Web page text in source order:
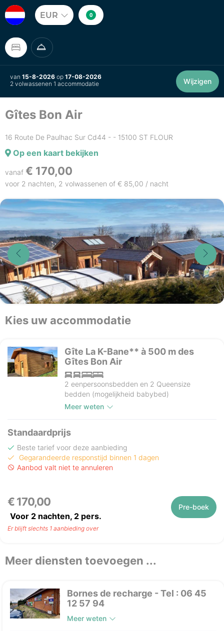
EUR 0
van 15-8-2026 op 17-08-2026
2 volwassenen 1 accommodatie
Wijzigen
Gîtes Bon Air
16 Route De Paulhac Sur Cd44 - - 15100 ST FLOUR
Op een kaart bekijken
vanaf € 170,00
voor 2 nachten, 2 volwassenen of € 85,00 / nacht
Kies uw accommodatie
Gîte La K-Bane** à 500 m des
Gîtes Bon Air
2 eenpersoonsbedden en 2 Queensize
bedden (mogelijkheid babybed)
Meer weten
Standaardprijs
Beste tarief voor deze aanbieding
Gegarandeerde responstijd binnen 1 dagen
Aanbod valt niet te annuleren
€ 170,00
Voor 2 nachten, 2 pers.
Pre-boek
Er blijft slechts 1 aanbieding over
Meer diensten toevoegen ...
Bornes de recharge - Tel : 06 45
12 57 94
Meer weten